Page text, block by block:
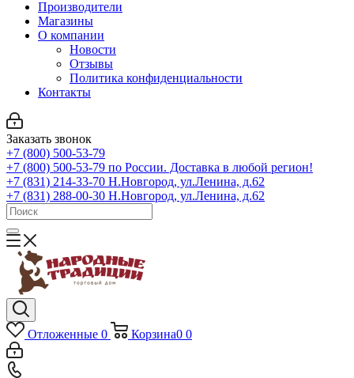
Производители
Магазины
О компании
Новости
Отзывы
Политика конфиденциальности
Контакты
Заказать звонок
+7 (800) 500-53-79
+7 (800) 500-53-79 по России. Доставка в любой регион!
+7 (831) 214-33-70 Н.Новгород, ул.Ленина, д.62
+7 (831) 288-00-30 Н.Новгород, ул.Ленина, д.62
Отложенные 0 Корзина0 0